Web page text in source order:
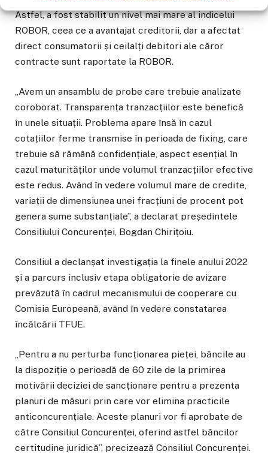
Astfel, a fost stabilit un nivel mai mare al indicelui
ROBOR, ceea ce a avantajat creditorii, dar a afectat
direct consumatorii și ceilalți debitori ale căror
contracte sunt raportate la ROBOR.
„Avem un ansamblu de probe care trebuie analizate
coroborat. Transparența tranzacțiilor este benefică
în unele situații. Problema apare însă în cazul
cotațiilor ferme transmise în perioada de fixing, care
trebuie să rămână confidențiale, aspect esențial în
cazul maturităților unde volumul tranzacțiilor efective
este redus. Având în vedere volumul mare de credite,
variații de dimensiunea unei fracțiuni de procent pot
genera sume substanțiale”, a declarat președintele
Consiliului Concurenței, Bogdan Chirițoiu.
Consiliul a declanșat investigația la finele anului 2022
și a parcurs inclusiv etapa obligatorie de avizare
prevăzută în cadrul mecanismului de cooperare cu
Comisia Europeană, având în vedere constatarea
încălcării TFUE.
„Pentru a nu perturba funcționarea pieței, băncile au
la dispoziție o perioadă de 60 zile de la primirea
motivării deciziei de sancționare pentru a prezenta
planuri de măsuri prin care vor elimina practicile
anticoncurențiale. Aceste planuri vor fi aprobate de
către Consiliul Concurenței, oferind astfel băncilor
certitudine juridică”, precizează Consiliul Concurenței.